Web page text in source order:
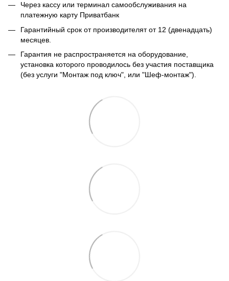
Через кассу или терминал самообслуживания на
платежную карту Приватбанк
Гарантийный срок от производителят от 12 (двенадцать)
месяцев.
Гарантия не распространяется на оборудование,
установка которого проводилось без участия поставщика
(без услуги "Монтаж под ключ", или "Шеф-монтаж").